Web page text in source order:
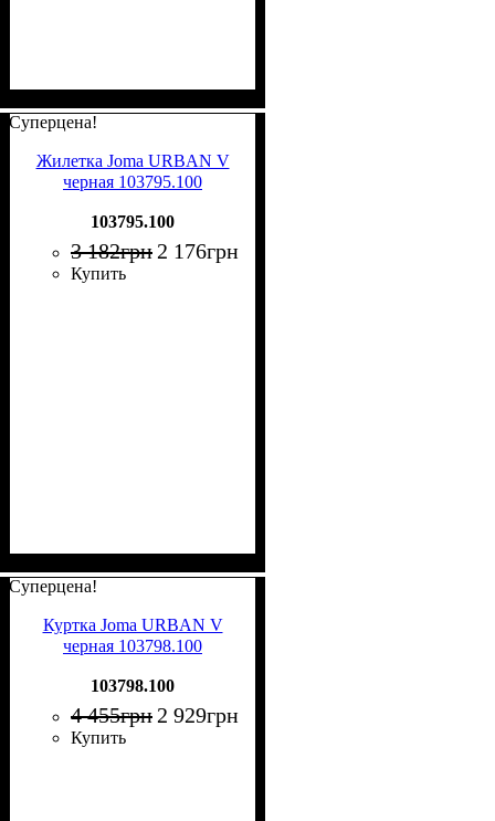
Суперцена!
Жилетка Joma URBAN V
черная 103795.100
103795.100
3 182грн 2 176грн
Купить
Суперцена!
Куртка Joma URBAN V
черная 103798.100
103798.100
4 455грн 2 929грн
Купить